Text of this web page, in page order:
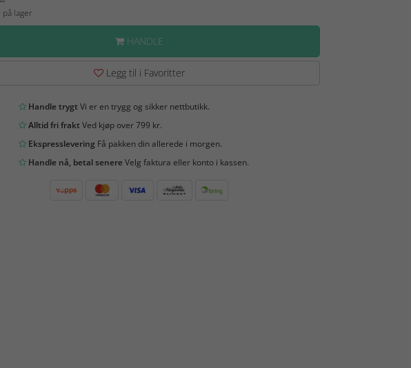
lager
HANDLE
Legg til i Favoritter
Handle trygtVi er en trygg og sikker nettbutikk.
Alltid fri fraktVed kjøp over 799 kr.
EkspressleveringFå pakken din allerede i morgen.
Handle nå, betal senereVelg faktura eller konto i kassen.